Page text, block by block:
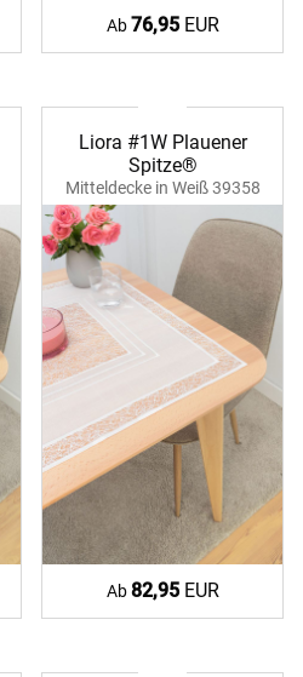
Ab76,95EUR
Liora #1W Plauener
Spitze®
Mitteldecke in Weiß 39358
ecru
Ab82,95EUR